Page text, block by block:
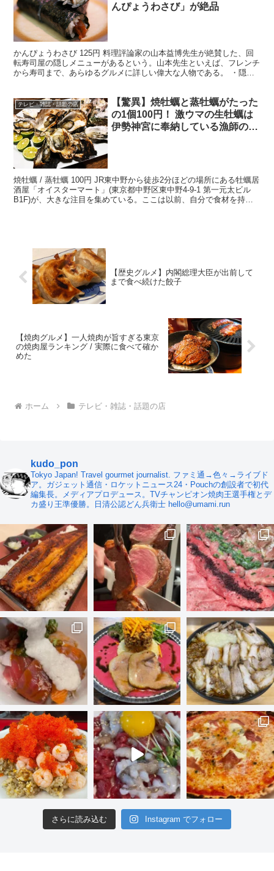
んぴょうわさび」が絶品
かんぴょうわさび 125円 料理評論家の山本益博先生が絶賛した、回
転寿司屋の隠しメニューがあるという。山本先生といえば、フレンチ
から寿司まで、あらゆるグルメに詳しい偉大な人物である。 ・隠し
テレビ・雑誌・話題の店
【驚異】焼牡蠣と蒸牡蠣がたった
の1個100円！ 激ウマの生牡蠣は
伊勢神宮に奉納している漁師のも
焼牡蠣 / 蒸牡蠣 100円 JR東中野から徒歩2分ほどの場所にある牡蠣居
酒屋「オイスターマート」(東京都中野区東中野4-9-1 第一元太ビル
B1F)が、大きな注目を集めている。ここは以前、自分で食材を持ち
【歴史グルメ】内閣総理大臣が出前して
まで食べ続けた餃子
【焼肉グルメ】一人焼肉が旨すぎる東京
の焼肉屋ランキング / 実際に食べて確か
めた
ホーム テレビ・雑誌・話題の店
kudo_pon
Tokyo Japan! Travel gourmet journalist. ファミ通→色々→ライブド
ア。ガジェット通信・ロケットニュース24・Pouchの創設者で初代
編集長。メディアプロデュース。TVチャンピオン焼肉王選手権とデ
カ盛り王準優勝。日清公認どん兵衛士 hello@umami.run
さらに読み込む Instagram でフォロー